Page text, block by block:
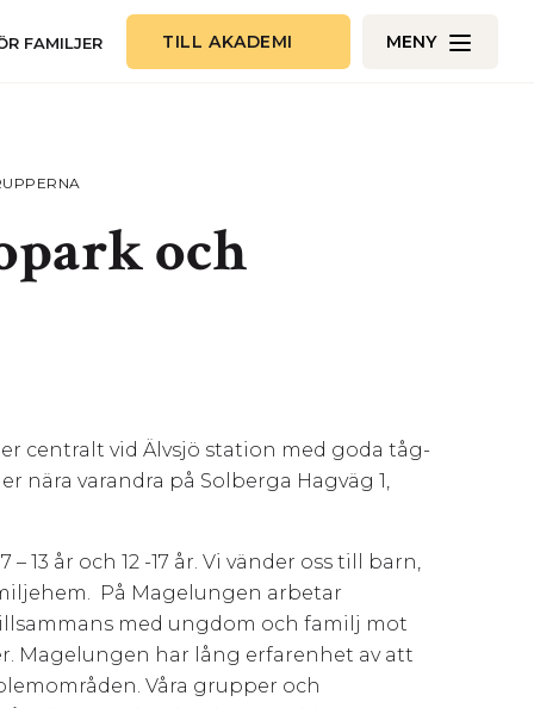
FAMILJER TILL AKADEMI MENY
och
centralt vid Älvsjö station med goda tåg-
nära varandra på Solberga Hagväg 1,
år och 12 -17 år. Vi vänder oss till barn,
På Magelungen arbetar
med ungdom och familj mot
Magelungen har lång erfarenhet av att
Våra grupper och